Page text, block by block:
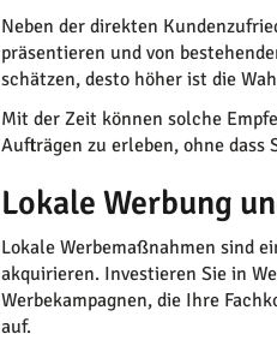
Neben der direkten
präsentieren und von
schätzen, desto höher ist die
Mit der Zeit können solche
Aufträgen zu erleben, ohne dass
Lokale Werbung
Lokale Werbemaßnahmen sind
akquirieren. Investieren Sie in
Werbekampagnen, die Ihre
auf.